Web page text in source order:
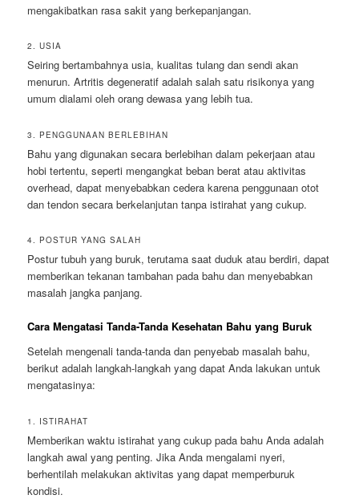
mengakibatkan rasa sakit yang berkepanjangan.
2. USIA
Seiring bertambahnya usia, kualitas tulang dan sendi akan
menurun. Artritis degeneratif adalah salah satu risikonya yang
umum dialami oleh orang dewasa yang lebih tua.
3. PENGGUNAAN BERLEBIHAN
Bahu yang digunakan secara berlebihan dalam pekerjaan atau
hobi tertentu, seperti mengangkat beban berat atau aktivitas
overhead, dapat menyebabkan cedera karena penggunaan otot
dan tendon secara berkelanjutan tanpa istirahat yang cukup.
4. POSTUR YANG SALAH
Postur tubuh yang buruk, terutama saat duduk atau berdiri, dapat
memberikan tekanan tambahan pada bahu dan menyebabkan
masalah jangka panjang.
Cara Mengatasi Tanda-Tanda Kesehatan Bahu yang Buruk
Setelah mengenali tanda-tanda dan penyebab masalah bahu,
berikut adalah langkah-langkah yang dapat Anda lakukan untuk
mengatasinya:
1. ISTIRAHAT
Memberikan waktu istirahat yang cukup pada bahu Anda adalah
langkah awal yang penting. Jika Anda mengalami nyeri,
berhentilah melakukan aktivitas yang dapat memperburuk
kondisi.